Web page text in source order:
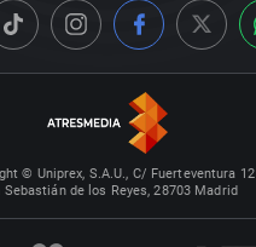
© Uniprex, S.A.U., C/ Fuerteventura 12
Sebastián de los Reyes, 28703 Madrid